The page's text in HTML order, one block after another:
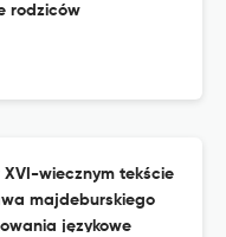
rodziców
wiecznym tekście
majdeburskiego
językowe